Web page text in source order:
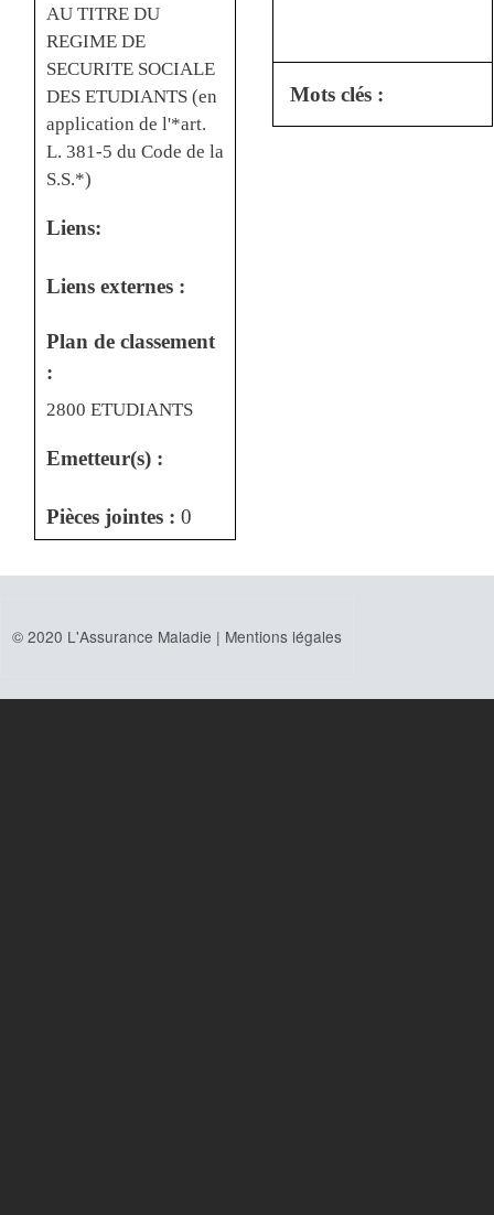
AU TITRE DU
REGIME DE
SECURITE SOCIALE
DES ETUDIANTS (en
application de l'*art.
L. 381-5 du Code de la
S.S.*)
Liens:
Liens externes :
Plan de classement
:
2800 ETUDIANTS
Emetteur(s) :
Pièces jointes : 0
Mots clés :
© 2020 L'Assurance Maladie | Mentions légales